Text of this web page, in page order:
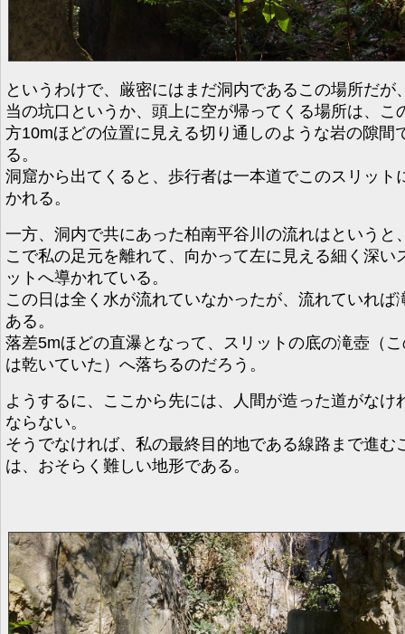
というわけで、厳密にはまだ洞内であるこの場所だが
当の坑口というか、頭上に空が帰ってくる場所は、こ
方10mほどの位置に見える切り通しのような岩の隙間
る。
洞窟から出てくると、歩行者は一本道でこのスリット
かれる。
一方、洞内で共にあった柏南平谷川の流れはというと
こで私の足元を離れて、向かって左に見える細く深い
ットへ導かれている。
この日は全く水が流れていなかったが、流れていれば
ある。
落差5mほどの直瀑となって、スリットの底の滝壺（
は乾いていた）へ落ちるのだろう。
ようするに、ここから先には、人間が造った道がなけ
ならない。
そうでなければ、私の最終目的地である線路まで進む
は、おそらく難しい地形である。